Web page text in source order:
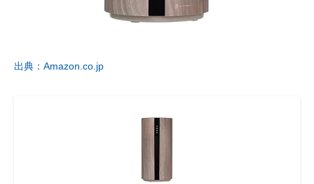
出典：Amazon.co.jp